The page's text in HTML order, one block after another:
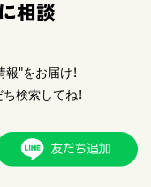
相談
"をお届け！
検索してね！